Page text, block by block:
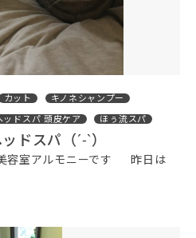
カット
キノネシャンプー
ッドスパ 頭皮ケア ほぅ流スパ
ドスパ（´-`）
容室アルモニーです 昨日は